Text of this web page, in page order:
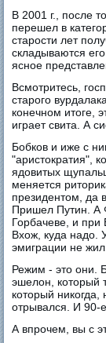
В 2001 г., после
перешел в
старости лет
складываются
ясное
Всмотритесь,
старого
конечном итоге,
играет свита. А
Бобков и иже с
"аристократия",
ядовитых
меняется
президентом, да
Пришел Путин. А
Горбачеве, и при
Вхож, куда надо.
эмиграции не
Режим - это они.
эшелон, который
который
отрывался. И 90-е
А впрочем, вы с